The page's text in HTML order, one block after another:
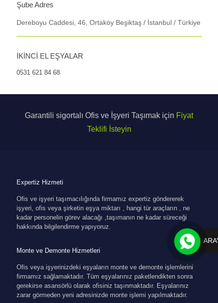
Şube Adres
Dereboyu Caddesi, 46, Ortaköy Beşiktaş / İstanbul / Türkiye
İKİNCİ EL EŞYALAR
0531 621 84 68
Garantili sigortalı Ofis ve İşyeri Taşımak için Fiyat
Teklifi İsteyin
Expertiz Hizmeti
Ofis ve işyeri taşımacılığında firmamız expertiz göndererek
işyeri, ofis veya şirketin eşya miktarı , hangi tür araçların , ne
kadar personelin görev alacağı ,taşımanın ne kadar süreceği
hakkında bilgilendirme yapıyoruz.
Monte ve Demonte Hizmetleri
Ofis veya işyerinizdeki eşyaların monte ve demonte işlemlerini
firmamız sağlamaktadır. Tüm eşyalarınız paketlendikten sonra
gerekirse asansörlü olarak ofisiniz taşınmaktadır. Eşyalarınız
zarar görmeden yeni adresinizde monte işlemi yapılmaktadır.